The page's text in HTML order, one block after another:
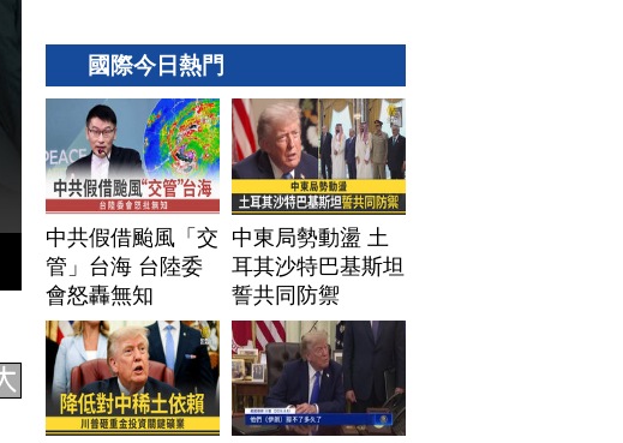
國際今日熱門
中共假借颱風「交
管」台海 台陸委
會怒轟無知
中東局勢動盪 土
耳其沙特巴基斯坦
誓共同防禦